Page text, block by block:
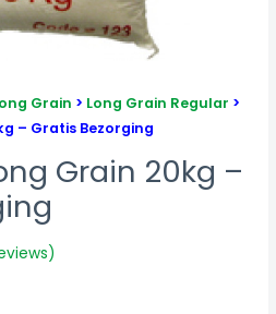
Grain > Long Grain Regular >
– Gratis Bezorging
Grain 20kg –